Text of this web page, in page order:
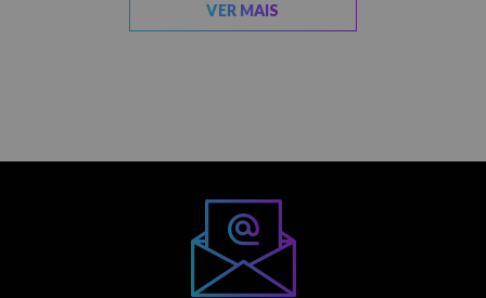
VER MAIS